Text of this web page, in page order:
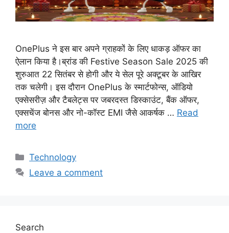
OnePlus ने इस बार अपने ग्राहकों के लिए धाकड़ ऑफर का
ऐलान किया है।ब्रांड की Festive Season Sale 2025 की
शुरुआत 22 सितंबर से होगी और ये सेल पूरे अक्टूबर के आखिर
तक चलेगी। इस दौरान OnePlus के स्मार्टफोन्स, ऑडियो
एक्सेसरीज़ और टैबलेट्स पर जबरदस्त डिस्काउंट, बैंक ऑफर,
एक्सचेंज बोनस और नो-कॉस्ट EMI जैसे आकर्षक … Read
more
Categories
Technology
Leave a comment
Search